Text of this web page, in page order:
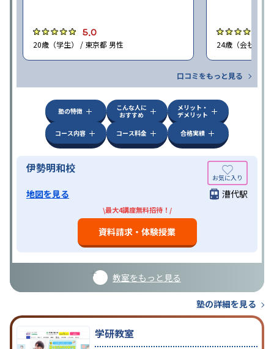
5.0
20歳（学生） / 東京都 男性 24歳（会社員<
口コミをもっと見る
塾の特徴
こんな人に
おすすめ
メリット・
デメリット
コース内容
コース料金 合格実績
伊勢明和校
地図を見る 漕代駅
\最大4講座無料招待！/
資料請求・体験授業
教室をもっと見る
塾の詳細を見る
学研教室